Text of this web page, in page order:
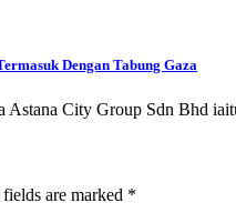
Dengan Tabung Gaza
City Group Sdn Bhd
are marked *